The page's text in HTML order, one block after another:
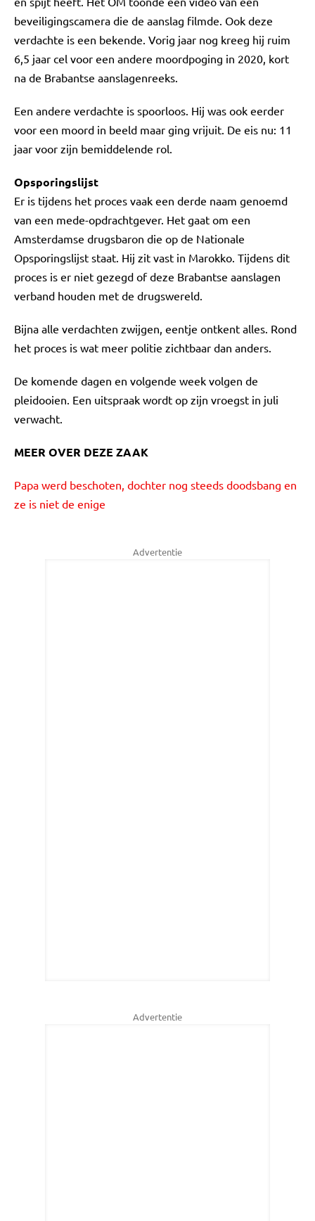
beveiligingscamera die de aanslag filmde. Ook deze
verdachte is een bekende. Vorig jaar nog kreeg hij ruim
6,5 jaar cel voor een andere moordpoging in 2020, kort
na de Brabantse aanslagenreeks.
Een andere verdachte is spoorloos. Hij was ook eerder
voor een moord in beeld maar ging vrijuit. De eis nu: 11
jaar voor zijn bemiddelende rol.
Opsporingslijst
Er is tijdens het proces vaak een derde naam genoemd
van een mede-opdrachtgever. Het gaat om een
Amsterdamse drugsbaron die op de Nationale
Opsporingslijst staat. Hij zit vast in Marokko. Tijdens dit
proces is er niet gezegd of deze Brabantse aanslagen
verband houden met de drugswereld.
Bijna alle verdachten zwijgen, eentje ontkent alles. Rond
het proces is wat meer politie zichtbaar dan anders.
De komende dagen en volgende week volgen de
pleidooien. Een uitspraak wordt op zijn vroegst in juli
verwacht.
MEER OVER DEZE ZAAK
Papa werd beschoten, dochter nog steeds doodsbang en
ze is niet de enige
Advertentie
Advertentie